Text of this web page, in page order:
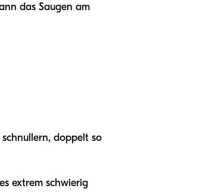
das Saugen am
doppelt so
extrem schwierig